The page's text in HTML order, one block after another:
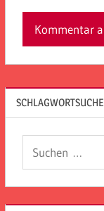
SCHLAGWORTSUCHE